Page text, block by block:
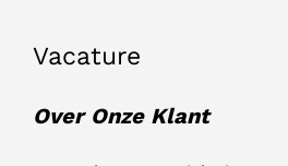
Vacature
Over Onze Klant